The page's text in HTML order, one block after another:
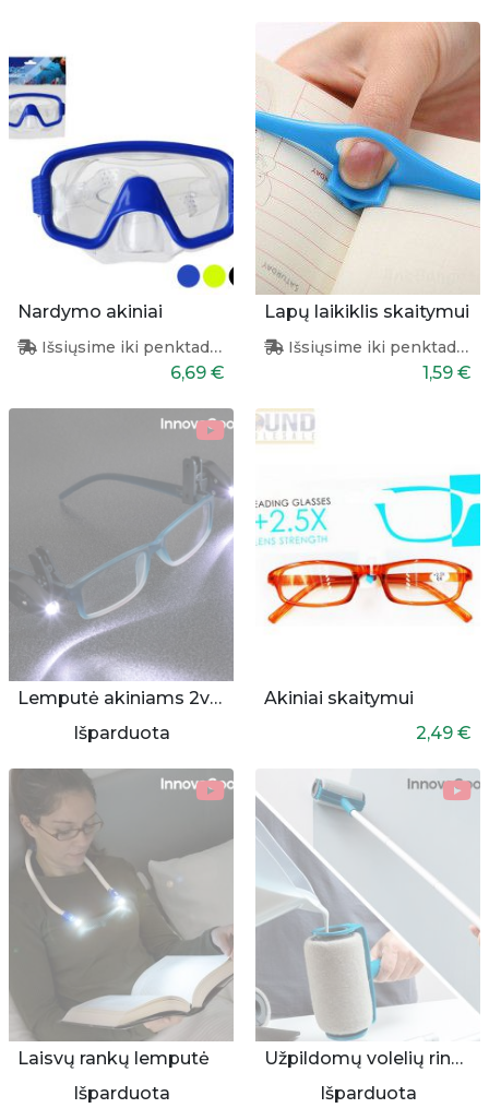
Nardymo akiniai
Išsiųsime iki penktadienio
6,69 €
Lapų laikiklis skaitymui
Išsiųsime iki penktadienio
1,59 €
Lemputė akiniams 2vnt.
Išparduota
Akiniai skaitymui
2,49 €
Laisvų rankų lemputė
Išparduota
Užpildomų volelių rinkinys
Išparduota